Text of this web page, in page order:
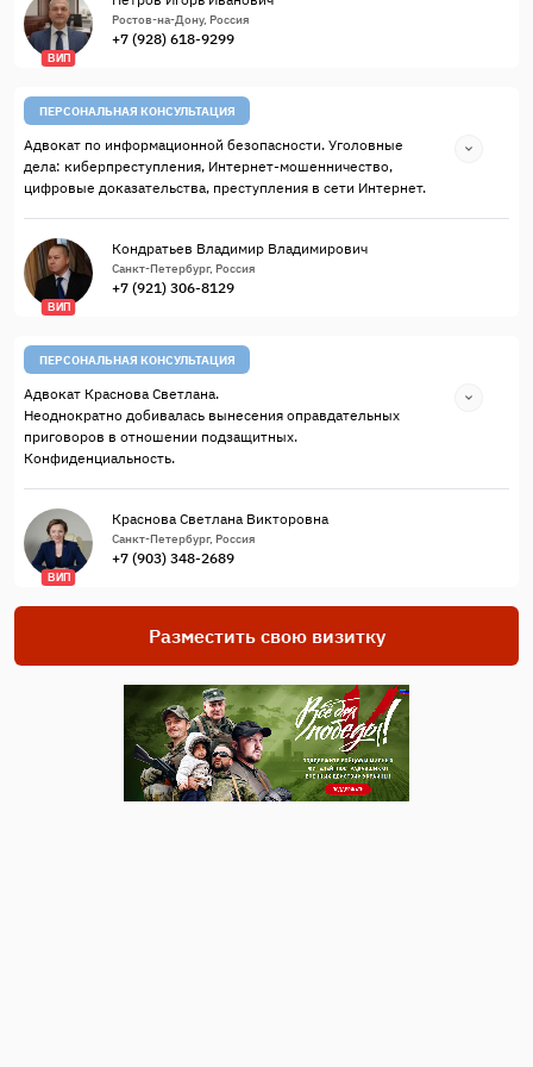
ВИП
Ростов-на-Дону, Россия
+7 (928) 618-9299
ПЕРСОНАЛЬНАЯ КОНСУЛЬТАЦИЯ
Адвокат по информационной безопасности. Уголовные
дела: киберпреступления, Интернет-мошенничество,
цифровые доказательства, преступления в сети Интернет.
ВИП
Кондратьев Владимир Владимирович
Санкт-Петербург, Россия
+7 (921) 306-8129
ПЕРСОНАЛЬНАЯ КОНСУЛЬТАЦИЯ
Адвокат Краснова Светлана.
Неоднократно добивалась вынесения оправдательных
приговоров в отношении подзащитных.
Конфиденциальность.
ВИП
Краснова Светлана Викторовна
Санкт-Петербург, Россия
+7 (903) 348-2689
Разместить свою визитку